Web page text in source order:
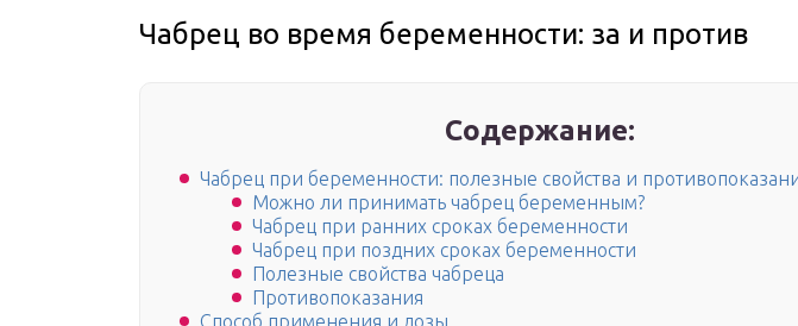
Чабрец во время беременности: за и против
Содержание:
Чабрец при беременности: полезные свойства и
Можно ли принимать чабрец беременным?
Чабрец при ранних сроках беременности
Чабрец при поздних сроках беременности
Полезные свойства чабреца
Противопоказания
Способ применения и дозы